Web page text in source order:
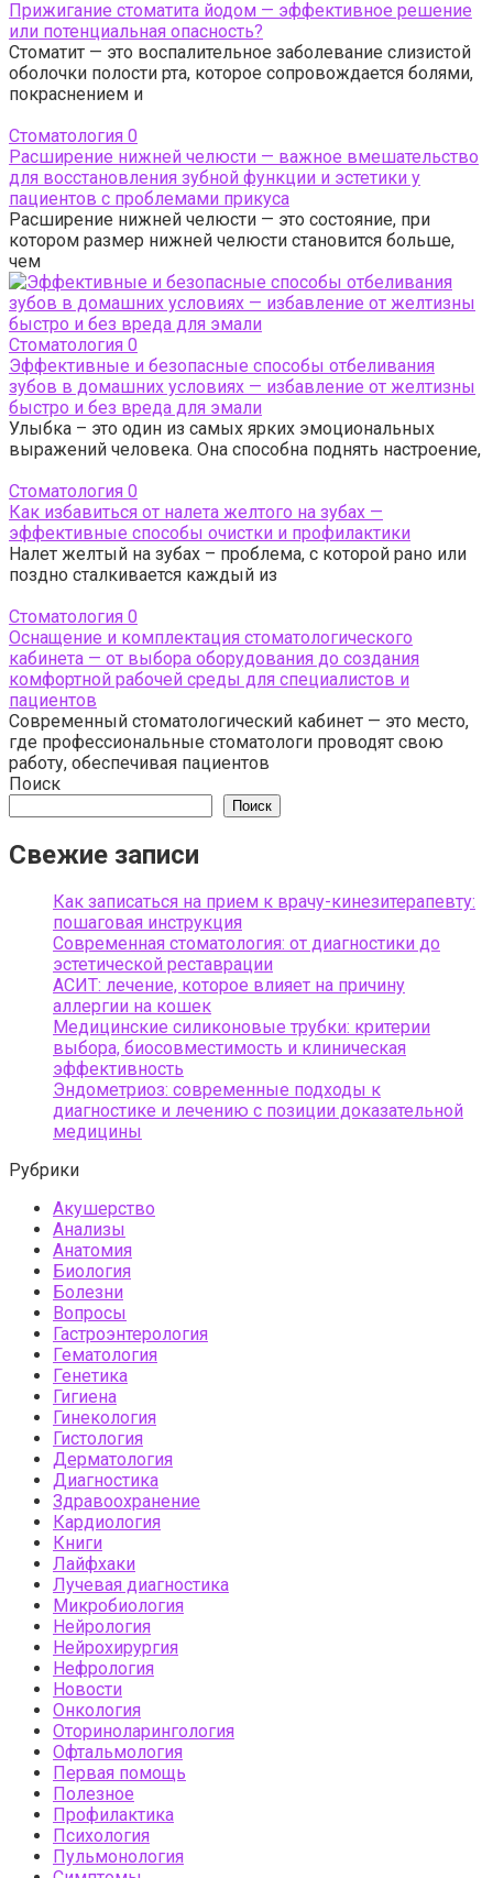
Прижигание стоматита йодом — эффективное решение
или потенциальная опасность?
Стоматит — это воспалительное заболевание слизистой
оболочки полости рта, которое сопровождается болями,
покраснением и
Стоматология 0
Расширение нижней челюсти — важное вмешательство
для восстановления зубной функции и эстетики у
пациентов с проблемами прикуса
Расширение нижней челюсти — это состояние, при
котором размер нижней челюсти становится больше,
чем
Стоматология 0
Эффективные и безопасные способы отбеливания
зубов в домашних условиях — избавление от желтизны
быстро и без вреда для эмали
Улыбка – это один из самых ярких эмоциональных
выражений человека. Она способна поднять настроение,
Стоматология 0
Как избавиться от налета желтого на зубах —
эффективные способы очистки и профилактики
Налет желтый на зубах – проблема, с которой рано или
поздно сталкивается каждый из
Стоматология 0
Оснащение и комплектация стоматологического
кабинета — от выбора оборудования до создания
комфортной рабочей среды для специалистов и
пациентов
Современный стоматологический кабинет — это место,
где профессиональные стоматологи проводят свою
работу, обеспечивая пациентов
Поиск
Поиск
Свежие записи
Как записаться на прием к врачу-кинезитерапевту:
пошаговая инструкция
Современная стоматология: от диагностики до
эстетической реставрации
АСИТ: лечение, которое влияет на причину
аллергии на кошек
Медицинские силиконовые трубки: критерии
выбора, биосовместимость и клиническая
эффективность
Эндометриоз: современные подходы к
диагностике и лечению с позиции доказательной
медицины
Рубрики
Акушерство
Анализы
Анатомия
Биология
Болезни
Вопросы
Гастроэнтерология
Гематология
Генетика
Гигиена
Гинекология
Гистология
Дерматология
Диагностика
Здравоохранение
Кардиология
Книги
Лайфхаки
Лучевая диагностика
Микробиология
Нейрология
Нейрохирургия
Нефрология
Новости
Онкология
Оториноларингология
Офтальмология
Первая помощь
Полезное
Профилактика
Психология
Пульмонология